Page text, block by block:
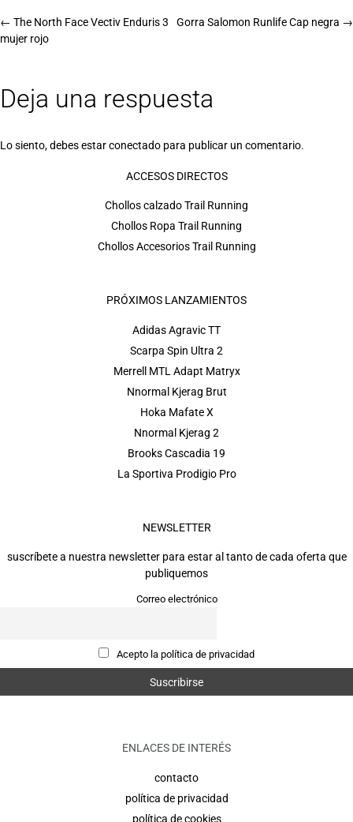
Gorra Salomon Runlife Cap negra →
← The North Face Vectiv Enduris 3
mujer rojo
Deja una respuesta
Lo siento, debes estarconectado para publicar un comentario.
ACCESOS DIRECTOS
Chollos calzado Trail Running
Chollos Ropa Trail Running
Chollos Accesorios Trail Running
PRÓXIMOS LANZAMIENTOS
Adidas Agravic TT
Scarpa Spin Ultra 2
Merrell MTL Adapt Matryx
Nnormal Kjerag Brut
Hoka Mafate X
Nnormal Kjerag 2
Brooks Cascadia 19
La Sportiva Prodigio Pro
NEWSLETTER
suscríbete a nuestra newsletter para estar al tanto de cada oferta que
publiquemos
Correo electrónico
Acepto la política de privacidad
ENLACES DE INTERÉS
contacto
política de privacidad
política de cookies